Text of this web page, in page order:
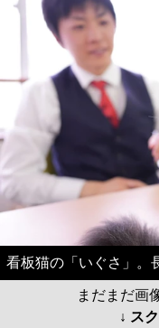
看板猫の「いぐさ」。
まだまだ画
↓ ス